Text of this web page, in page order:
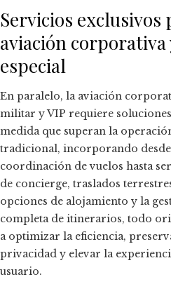
Servicios exclusivos
aviación corporativa
especial
En paralelo, la aviación
militar y VIP requiere
medida que superan la
tradicional, incorporando
coordinación de vuelos hasta
de concierge, traslados
opciones de alojamiento y la
completa de itinerarios, todo
a optimizar la eficiencia,
privacidad y elevar la
usuario.